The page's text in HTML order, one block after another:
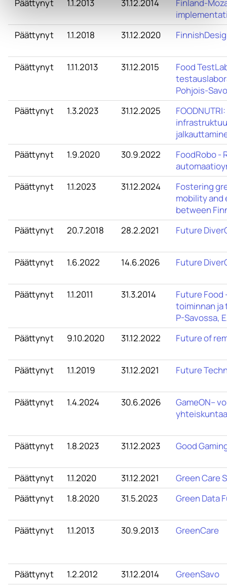
Päättynyt
1.1.2013 31.12.2014
Finland-
Päättynyt
1.1.2018 31.12.2020
Päättynyt 1.11.2013 31.12.2015
Food
Pohjois-
Päättynyt
1.3.2023 31.12.2025
Päättynyt
1.9.2020 30.9.2022
FoodRobo -
Päättynyt
1.1.2023 31.12.2024
Fostering
mobility
between
Päättynyt
20.7.2018 28.2.2021 Future
Päättynyt 1.6.2022 14.6.2026 Future
Päättynyt 1.1.2011 31.3.2014
Future Food
toiminnan
P-Savossa,
Päättynyt
9.10.2020 31.12.2022 Future of
Päättynyt 1.1.2019 31.12.2021 Future
Päättynyt 1.4.2024 30.6.2026
GameON–
Päättynyt 1.8.2023 31.12.2023 Good
Päättynyt 1.1.2020 31.12.2021
Green Care
Päättynyt
1.8.2020 31.5.2023 Green Data
Päättynyt 1.1.2013 30.9.2013 GreenCare
Päättynyt 1.2.2012 31.12.2014
GreenSavo